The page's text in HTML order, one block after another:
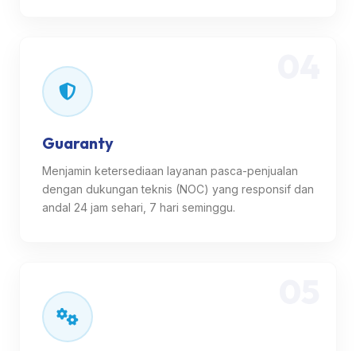
Guaranty
Menjamin ketersediaan layanan pasca-penjualan
dengan dukungan teknis (NOC) yang responsif dan
andal 24 jam sehari, 7 hari seminggu.